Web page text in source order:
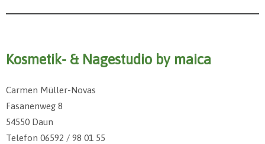
Kosmetik- & Nagestudio by maica
Carmen Müller-Novas
Fasanenweg 8
54550 Daun
Telefon 06592 / 98 01 55